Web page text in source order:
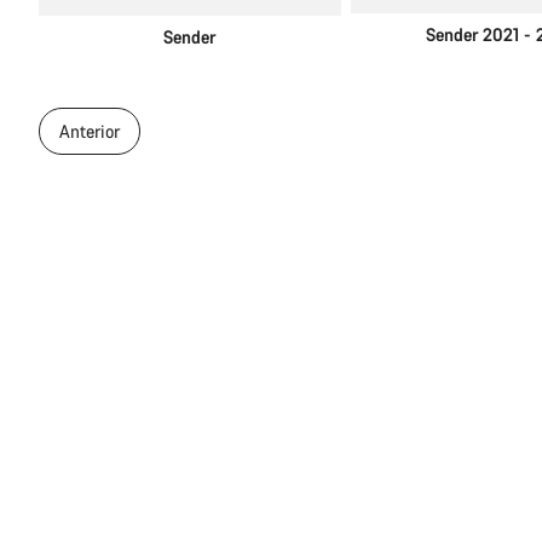
Sender Sender 2021 -
Anterior